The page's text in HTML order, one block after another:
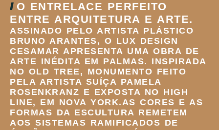
//O ENTRELACE PERFEITO
ENTRE ARQUITETURA E ARTE.
ASSINADO PELO ARTISTA PLÁSTICO
BRUNO ARANTES, O LUX DESIGN
CESAMAR APRESENTA UMA OBRA DE
ARTE INÉDITA EM PALMAS. INSPIRADA
NO OLD TREE, MONUMENTO FEITO
PELA ARTISTA SUÍÇA PAMELA
ROSENKRANZ E EXPOSTA NO HIGH
LINE, EM NOVA YORK.AS CORES E AS
FORMAS DA ESCULTURA REMETEM
AOS SISTEMAS RAMIFICADOS DE